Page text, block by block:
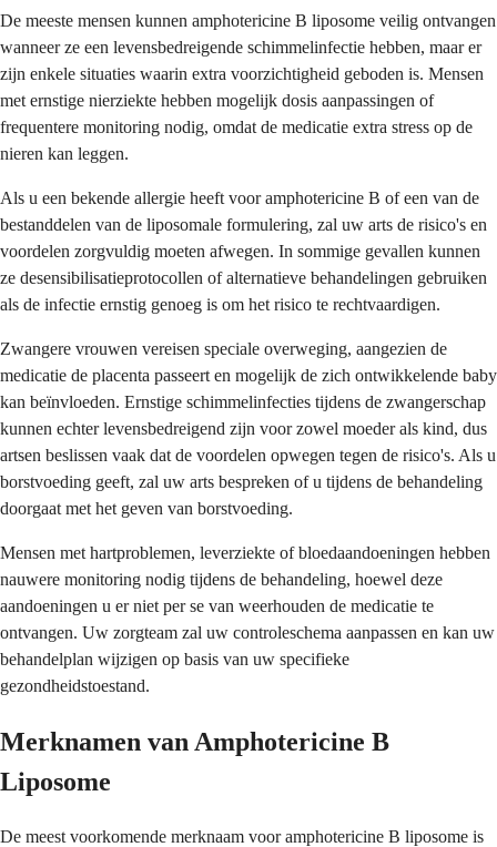
De meeste mensen kunnen amphotericine B liposome veilig ontvangen
wanneer ze een levensbedreigende schimmelinfectie hebben, maar er
zijn enkele situaties waarin extra voorzichtigheid geboden is. Mensen
met ernstige nierziekte hebben mogelijk dosis aanpassingen of
frequentere monitoring nodig, omdat de medicatie extra stress op de
nieren kan leggen.
Als u een bekende allergie heeft voor amphotericine B of een van de
bestanddelen van de liposomale formulering, zal uw arts de risico's en
voordelen zorgvuldig moeten afwegen. In sommige gevallen kunnen
ze desensibilisatieprotocollen of alternatieve behandelingen gebruiken
als de infectie ernstig genoeg is om het risico te rechtvaardigen.
Zwangere vrouwen vereisen speciale overweging, aangezien de
medicatie de placenta passeert en mogelijk de zich ontwikkelende baby
kan beïnvloeden. Ernstige schimmelinfecties tijdens de zwangerschap
kunnen echter levensbedreigend zijn voor zowel moeder als kind, dus
artsen beslissen vaak dat de voordelen opwegen tegen de risico's. Als u
borstvoeding geeft, zal uw arts bespreken of u tijdens de behandeling
doorgaat met het geven van borstvoeding.
Mensen met hartproblemen, leverziekte of bloedaandoeningen hebben
nauwere monitoring nodig tijdens de behandeling, hoewel deze
aandoeningen u er niet per se van weerhouden de medicatie te
ontvangen. Uw zorgteam zal uw controleschema aanpassen en kan uw
behandelplan wijzigen op basis van uw specifieke
gezondheidstoestand.
Merknamen van Amphotericine B
Liposome
De meest voorkomende merknaam voor amphotericine B liposome is